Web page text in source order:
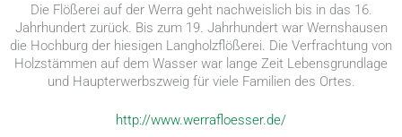
Die Flößerei auf der Werra geht nachweislich bis in das 16.
Jahrhundert zurück. Bis zum 19. Jahrhundert war Wernshausen
die Hochburg der hiesigen Langholzflößerei. Die Verfrachtung von
Holzstämmen auf dem Wasser war lange Zeit Lebensgrundlage
und Haupterwerbszweig für viele Familien des Ortes.
http://www.werrafloesser.de/